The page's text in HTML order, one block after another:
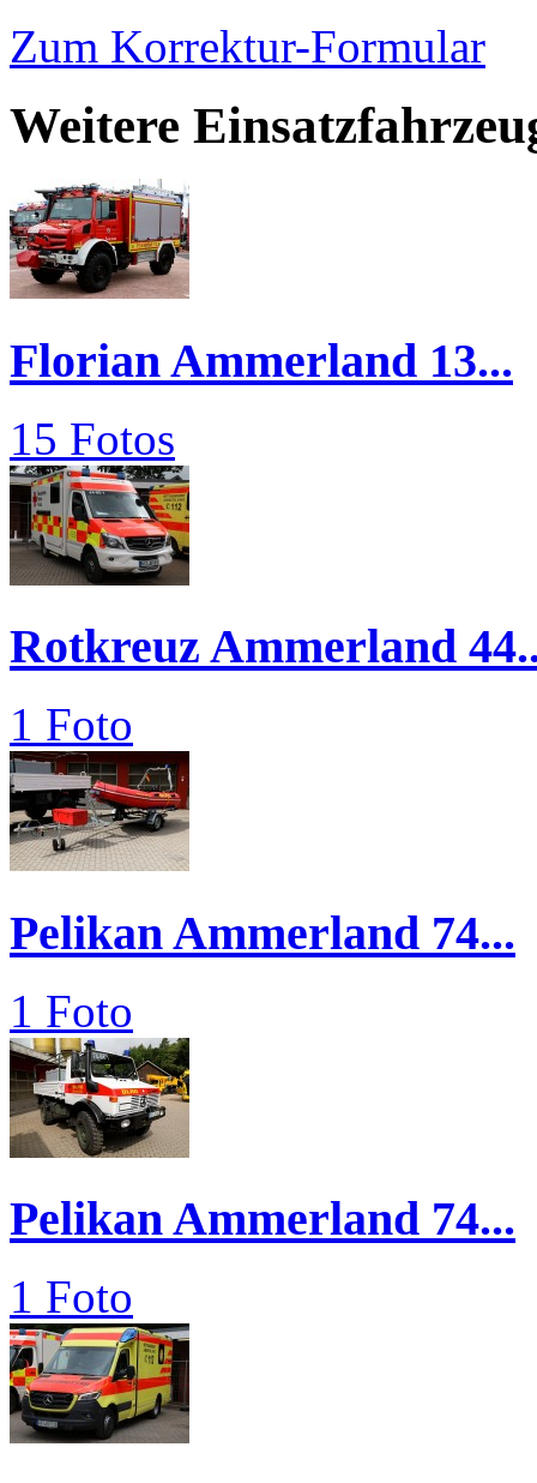
Zum Korrektur-Formular
Weitere
Florian Ammerland 13...
15 Fotos
Rotkreuz Ammerland
1 Foto
Pelikan Ammerland 74...
1 Foto
Pelikan Ammerland 74...
1 Foto